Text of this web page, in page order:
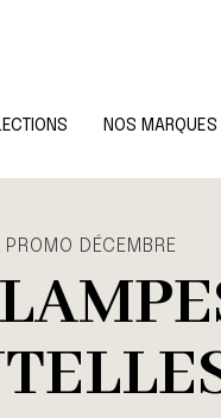
NOS MARQUES
DÉCEMBRE